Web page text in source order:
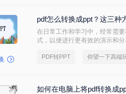
pdf怎么转换成ppt？这三种
在日常工作和学习中，经常需
式，以便进行更有效的演示和
详细介绍几种将PDF转换为
PDF转PPT
如何在电脑上将pdf转换成